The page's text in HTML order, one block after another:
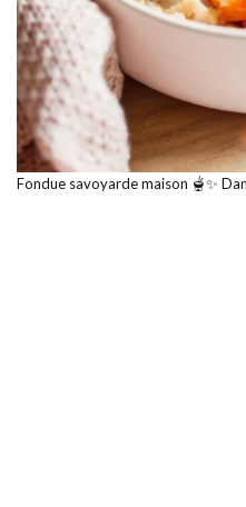
Fondue savoyarde maison 🫕✨